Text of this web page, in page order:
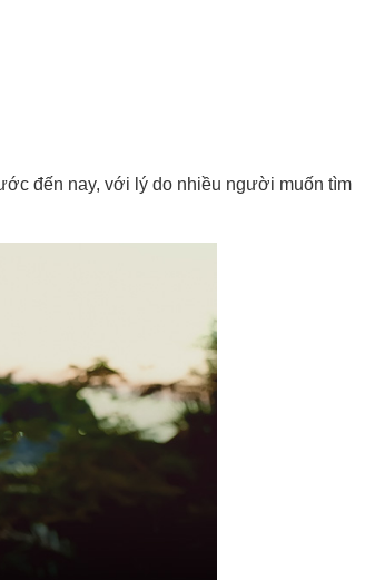
đến nay, với lý do nhiều người muốn tìm